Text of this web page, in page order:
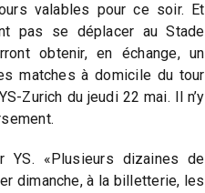
valables pour ce soir. Et
pas se déplacer au Stade
obtenir, en échange, un
matches à domicile du tour
Zurich du jeudi 22 mai. Il n’y
«Plusieurs dizaines de
dimanche, à la billetterie, les